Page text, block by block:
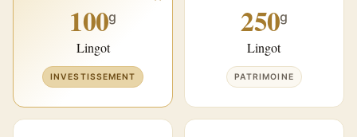
100g
Lingot
INVESTISSEMENT
250g
Lingot
PATRIMOINE